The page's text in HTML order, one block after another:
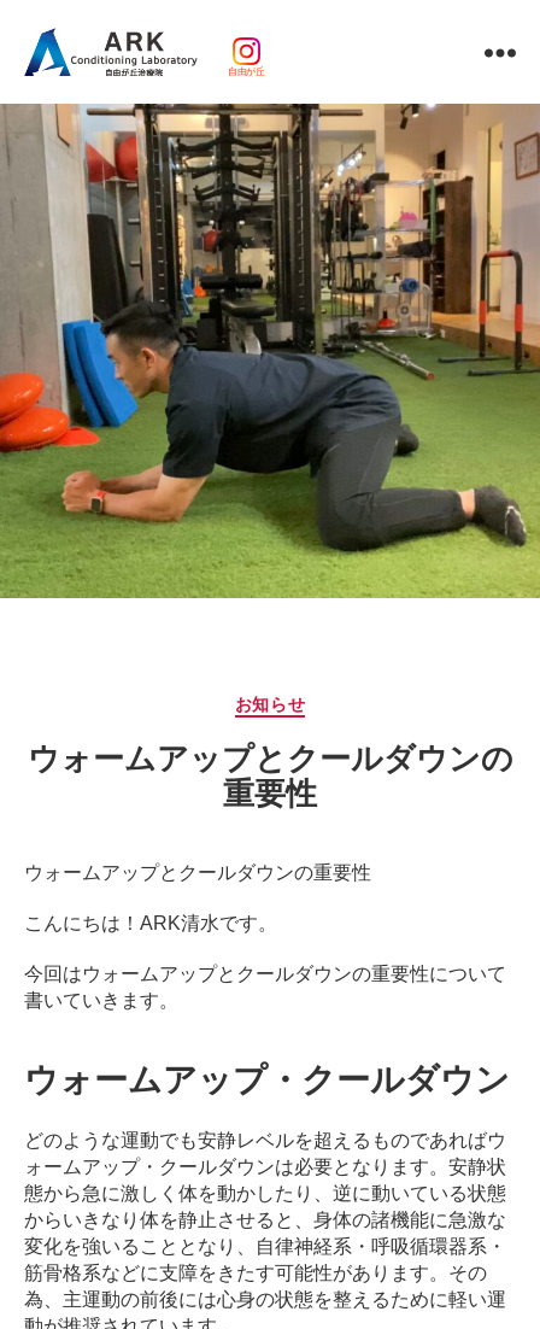
ー
ソ
ー
ｘ
整
体・
鍼
灸・
マ
ッ
サ
ー
が
行
の
た
め
の
ア
ー
コ
ン
ィ
シ
ョ
ニ
ン
グ
自
自由が丘
カ
ゴ
リ
ー
お知らせ
ウォームアップとクールダウンの
重要性
ウォームアップとクールダウンの重要性
こんにちは！ARK清水です。
今回はウォームアップとクールダウンの重要性について
書いていきます。
ウォームアップ・クールダウン
どのような運動でも安静レベルを超えるものであればウ
ォームアップ・クールダウンは必要となります。 安静状
態から急に激しく体を動かしたり、逆に動いている状態
からいきなり体を静止させると、身体の諸機能に急激な
変化を強いることとなり、自律神経系・呼吸循環器系・
筋骨格系などに支障をきたす可能性があります。 その
為、主運動の前後には心身の状態を整えるために軽い運